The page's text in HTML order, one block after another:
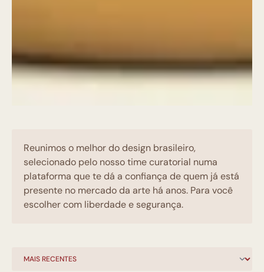
Reunimos o melhor do design brasileiro,
selecionado pelo nosso time curatorial numa
plataforma que te dá a confiança de quem já está
presente no mercado da arte há anos. Para você
escolher com liberdade e segurança.